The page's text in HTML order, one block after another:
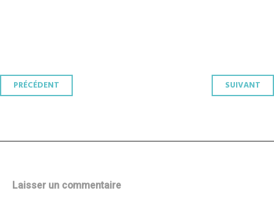
Navigation
PRÉCÉDENT SUIVANT
Laisser un commentaire